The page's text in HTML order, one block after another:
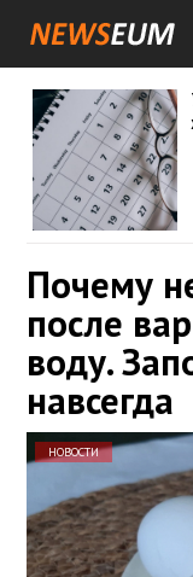
Почему
после
воду.
навсегда
НОВОСТИ